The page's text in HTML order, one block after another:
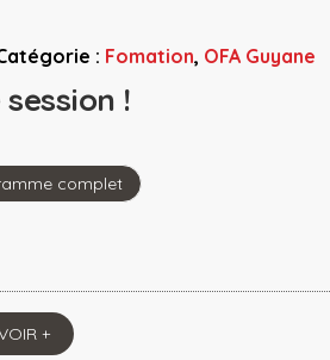
: Fomation, OFA Guyane
session !
complet
+